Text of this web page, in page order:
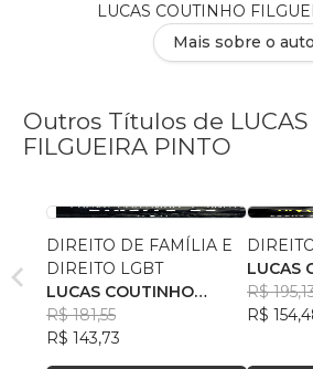
LUCAS COUTINHO
Mais sobre o
Outros Títulos de
FILGUEIRA PINTO
DIREITO DE FAMÍLIA E
DIREITO LGBT
LUCAS COUTINHO
FILGUEIRA PINTO
R$ 181,55
R$ 143,73
LUCAS
R$
R$